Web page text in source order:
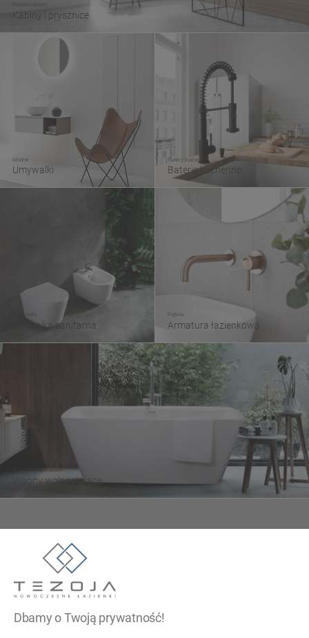
Ponadczasowe
Kabiny i prysznice
Modne
Umywalki
Funkcjonalne
Baterie kuchenne
Wygodne i luksusowe
Wanny wolnostojące
Doskonała
Ceramika sanitarna
Piękna
Armatura łazienkowa
03-017 Warszawa
Dbamy o Twoją prywatność!